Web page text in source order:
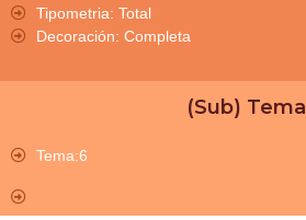
Tipometria: Total
Decoración: Completa
(Sub) Tema
Tema:6